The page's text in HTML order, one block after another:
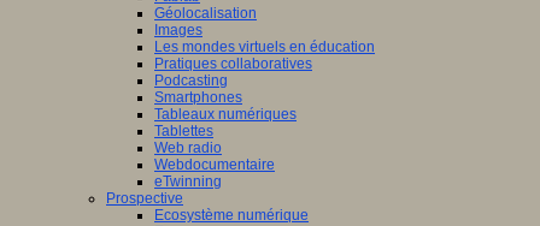
Géolocalisation
Images
Les mondes virtuels en éducation
Pratiques collaboratives
Podcasting
Smartphones
Tableaux numériques
Tablettes
Web radio
Webdocumentaire
eTwinning
Prospective
Ecosystème numérique